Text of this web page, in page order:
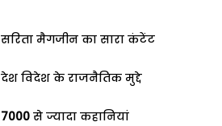
सरिता मैगजीन का सारा कंटेंट
देश विदेश के राजनैतिक मुद्दे
7000 से ज्यादा कहानियां